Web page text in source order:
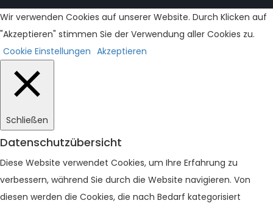
Wir verwenden Cookies auf unserer Website. Durch Klicken auf
"Akzeptieren" stimmen Sie der Verwendung aller Cookies zu.
Cookie Einstellungen Akzeptieren
Schließen
Datenschutzübersicht
Diese Website verwendet Cookies, um Ihre Erfahrung zu
verbessern, während Sie durch die Website navigieren. Von
diesen werden die Cookies, die nach Bedarf kategorisiert